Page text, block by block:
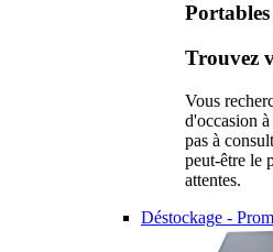
Trouvez
Vous
d'occasion
pas à
peut-être le
attentes.
Déstockage -